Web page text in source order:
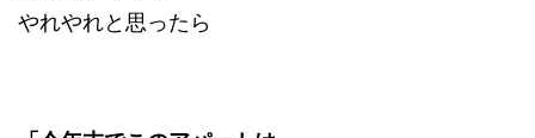
やれやれと思ったら